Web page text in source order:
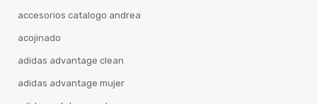
accesorios catalogo andrea
acojinado
adidas advantage clean
adidas advantage mujer